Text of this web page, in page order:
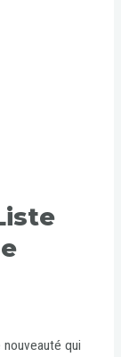
nouveauté qui